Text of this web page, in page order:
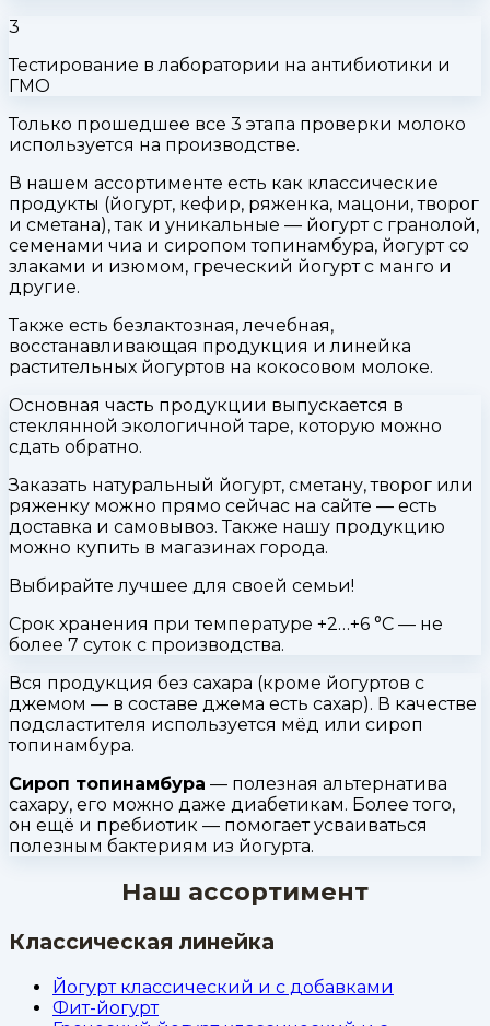
3
Тестирование в лаборатории на антибиотики и
ГМО
Только прошедшее все 3 этапа проверки молоко
используется на производстве.
В нашем ассортименте есть как классические
продукты (йогурт, кефир, ряженка, мацони, творог
и сметана), так и уникальные — йогурт с гранолой,
семенами чиа и сиропом топинамбура, йогурт со
злаками и изюмом, греческий йогурт с манго и
другие.
Также есть безлактозная, лечебная,
восстанавливающая продукция и линейка
растительных йогуртов на кокосовом молоке.
Основная часть продукции выпускается в
стеклянной экологичной таре, которую можно
сдать обратно.
Заказать натуральный йогурт, сметану, творог или
ряженку можно прямо сейчас на сайте — есть
доставка и самовывоз. Также нашу продукцию
можно купить в магазинах города.
Выбирайте лучшее для своей семьи!
Срок хранения при температуре +2…+6 °С — не
более 7 суток с производства.
Вся продукция без сахара (кроме йогуртов с
джемом — в составе джема есть сахар). В качестве
подсластителя используется мёд или сироп
топинамбура.
Сироп топинамбура — полезная альтернатива
сахару, его можно даже диабетикам. Более того,
он ещё и пребиотик — помогает усваиваться
полезным бактериям из йогурта.
Наш ассортимент
Классическая линейка
Йогурт классический и с добавками
Фит-йогурт